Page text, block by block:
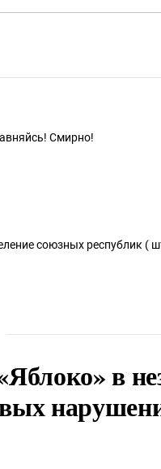
Смирно!
союзных республик (
в